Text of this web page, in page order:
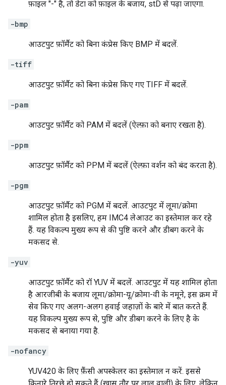
फ़ाइल "-" है, तो डेटा को फ़ाइल के बजाय, stD से पढ़ा जाएगा.
-bmp
आउटपुट फ़ॉर्मैट को बिना कंप्रेस किए BMP में बदलें.
-tiff
आउटपुट फ़ॉर्मैट को बिना कंप्रेस किए गए TIFF में बदलें.
-pam
आउटपुट फ़ॉर्मैट को PAM में बदलें (ऐल्फ़ा को बनाए रखता है).
-ppm
आउटपुट फ़ॉर्मैट को PPM में बदलें (ऐल्फ़ा वर्शन को बंद करता है).
-pgm
आउटपुट फ़ॉर्मैट को PGM में बदलें. आउटपुट में लूमा/क्रोमा
शामिल होता है इसलिए, हम IMC4 लेआउट का इस्तेमाल कर रहे
हैं. यह विकल्प मुख्य रूप से की पुष्टि करने और डीबग करने के
मकसद से.
-yuv
आउटपुट फ़ॉर्मैट को रॉ YUV में बदलें. आउटपुट में यह शामिल होता
है आरजीबी के बजाय लूमा/क्रोमा-यू/क्रोमा-वी के नमूने, इस क्रम में
सेव किए गए अलग-अलग हवाई जहाज़ों के बारे में बात करते हैं.
यह विकल्प मुख्य रूप से, पुष्टि और डीबग करने के लिए है के
मकसद से बनाया गया है.
-nofancy
YUV420 के लिए फ़ैंसी अपस्केलर का इस्तेमाल न करें. इससे